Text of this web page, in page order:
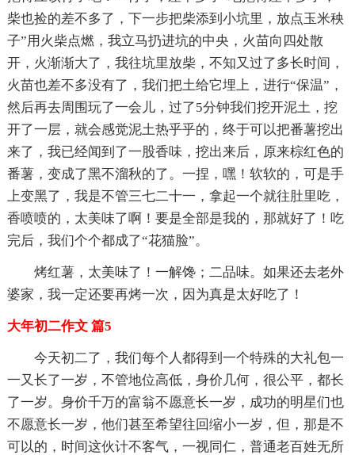
柴也捡的差不多了，下一步把柴添到小坑里，放点玉米秧
子”用火柴点燃，我立马扔进坑的中央，火苗向四处散
开，火渐渐大了，我往坑里放柴，不知又过了多长时间，
火苗也差不多没有了，我们把土给它埋上，进行“保温”，
然后再去周围玩了一会儿，过了5分钟我们挖开泥土，挖
开了一层，就会感觉泥土热乎乎的，终于可以把番薯挖出
来了，我已经闻到了一股香味，挖出来后，原来棕红色的
番薯，变成了黑不溜秋的了。一捏，嘿！软软的，可是手
上变黑了，我是不管三七二十一，拿起一个就往肚里吃，
香喷喷的，太美味了啊！要是全部是我的，那就好了！吃
完后，我们个个都成了“花猫脸”。
烤红薯，太美味了！一解馋；二品味。如果还去老外
婆家，我一定还要再烤一次，因为真是太好吃了！
大年初二作文 篇5
今天初二了，我们每个人都得到一个特殊的大礼包一
一又长了一岁，不管地位高低，身价几何，很公平，都长
了一岁。身价千万的富翁不愿意长一岁，成功的明星们也
不愿意长一岁，他们甚至希望往回缩小一岁，但，那是不
可以的，时间这伙计不客气，一视同仁，普通老百姓无所